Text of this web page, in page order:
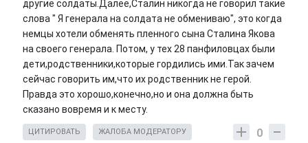
другие солдаты.Далее,Сталин никогда не говорил такие
слова " Я генерала на солдата не обмениваю", это когда
немцы хотели обменять пленного сына Сталина Якова
на своего генерала. Потом, у тех 28 панфиловцах были
дети,родственники,которые гордились ими.Так зачем
сейчас говорить им,что их родственник не герой.
Правда это хорошо,конечно,но и она должна быть
сказано вовремя и к месту.
0
ЦИТИРОВАТЬ ЖАЛОБА МОДЕРАТОРУ